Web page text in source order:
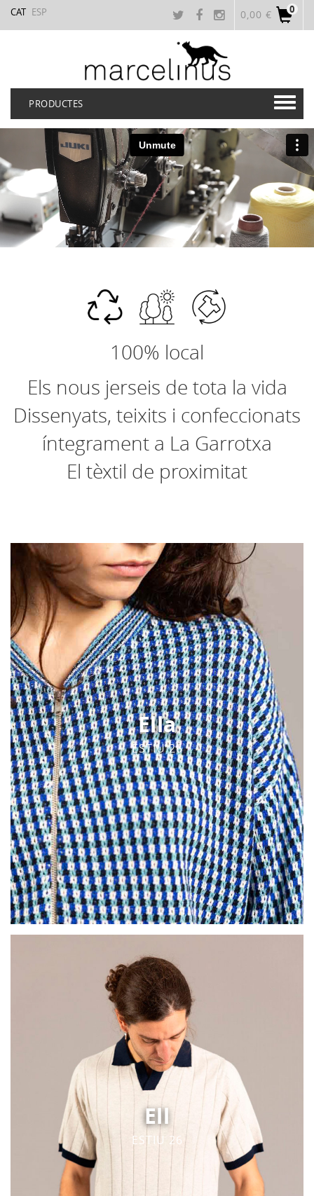
CAT ESP 0
0,00 €
PRODUCTES
100% local
Els nous jerseis de tota la vida
Dissenyats, teixits i confeccionats
íntegrament a La Garrotxa
El tèxtil de proximitat
Ella
ESTIU 26
Ell
ESTIU 26